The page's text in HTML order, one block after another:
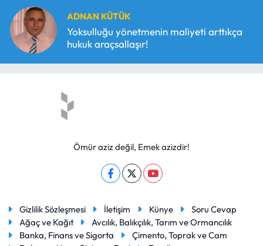
ADNAN KÜTÜK
Yoksulluğu yönetmenin maliyeti arttıkça
hukuk araçsallaşır!
Ömür aziz değil, Emek azizdir!
Gizlilik Sözleşmesi İletişim Künye
Soru Cevap
Ağaç ve Kağıt
Avcılık, Balıkçılık, Tarım ve Ormancılık
Banka, Finans ve Sigorta
Çimento, Toprak ve Cam